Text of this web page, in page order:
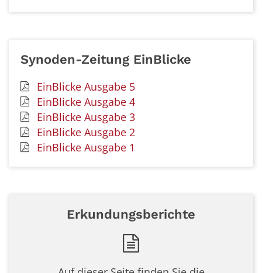
Synoden-Zeitung EinBlicke
EinBlicke Ausgabe 5
EinBlicke Ausgabe 4
EinBlicke Ausgabe 3
EinBlicke Ausgabe 2
EinBlicke Ausgabe 1
Erkundungsberichte